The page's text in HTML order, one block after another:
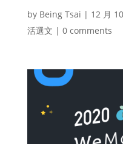
by Being Tsai | 12 月
活選文 | 0 comments